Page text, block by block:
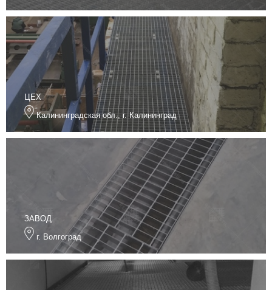
ЦЕХ
Калининградская обл., г. Калининград
ЗАВОД
г. Волгоград